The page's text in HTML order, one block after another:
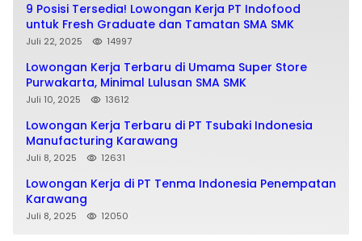
9 Posisi Tersedia! Lowongan Kerja PT Indofood
untuk Fresh Graduate dan Tamatan SMA SMK
Juli 22, 2025 14997
Lowongan Kerja Terbaru di Umama Super Store
Purwakarta, Minimal Lulusan SMA SMK
Juli 10, 2025 13612
Lowongan Kerja Terbaru di PT Tsubaki Indonesia
Manufacturing Karawang
Juli 8, 2025 12631
Lowongan Kerja di PT Tenma Indonesia Penempatan
Karawang
Juli 8, 2025 12050